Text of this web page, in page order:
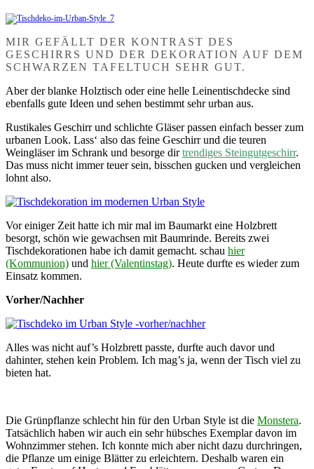
MIR GEFÄLLT DER KONTRAST DES
GESCHIRRS UND DER DEKORATION AUF DEM
SCHWARZEN TAFELTUCH SEHR GUT.
Aber der blanke Holztisch oder eine helle Leinentischdecke sind
ebenfalls gute Ideen und sehen bestimmt sehr urban aus.
Rustikales Geschirr und schlichte Gläser passen einfach besser zum
urbanen Look. Lass‘ also das feine Geschirr und die teuren
Weingläser im Schrank und besorge dirtrendiges Steingutgeschirr.
Das muss nicht immer teuer sein, bisschen gucken und vergleichen
lohnt also.
Vor einiger Zeit hatte ich mir mal im Baumarkt eine Holzbrett
besorgt, schön wie gewachsen mit Baumrinde. Bereits zwei
Tischdekorationen habe ich damit gemacht. schau hier
(Kommunion) und hier (Valentinstag). Heute durfte es wieder zum
Einsatz kommen.
Vorher/Nachher
Alles was nicht auf’s Holzbrett passte, durfte auch davor und
dahinter, stehen kein Problem. Ich mag’s ja, wenn der Tisch viel zu
bieten hat.
Die Grünpflanze schlecht hin für den Urban Style ist die Monstera.
Tatsächlich haben wir auch ein sehr hübsches Exemplar davon im
Wohnzimmer stehen. Ich konnte mich aber nicht dazu durchringen,
die Pflanze um einige Blätter zu erleichtern. Deshalb waren ein